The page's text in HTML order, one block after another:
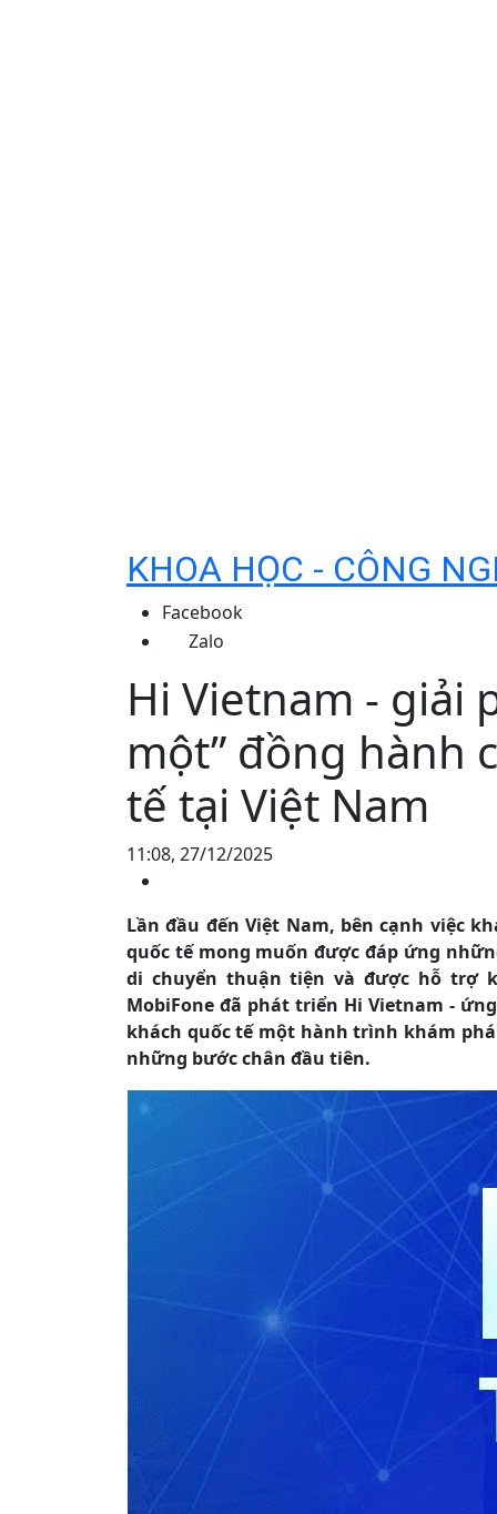
KHOA HỌC - CÔNG
Facebook
Zalo
Hi Vietnam - giải
một” đồng hành
tế tại Việt Nam
11:08, 27/12/2025
Lần đầu đến Việt Nam, bên cạnh việc
quốc tế mong muốn được đáp ứng
di chuyển thuận tiện và được hỗ trợ
MobiFone đã phát triển Hi Vietnam -
khách quốc tế một hành trình khám
những bước chân đầu tiên.